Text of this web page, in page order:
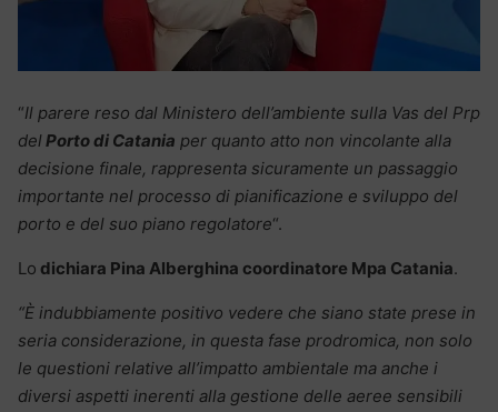
“Il parere reso dal Ministero dell’ambiente sulla Vas del Prp
delPorto di Catania per quanto atto non vincolante alla
decisione finale, rappresenta sicuramente un passaggio
importante nel processo di pianificazione e sviluppo del
porto e del suo piano regolatore“.
Lo dichiara Pina Alberghina coordinatore Mpa Catania.
“È indubbiamente positivo vedere che siano state prese in
seria considerazione, in questa fase prodromica, non solo
le questioni relative all’impatto ambientale ma anche i
diversi aspetti inerenti alla gestione delle aeree sensibili